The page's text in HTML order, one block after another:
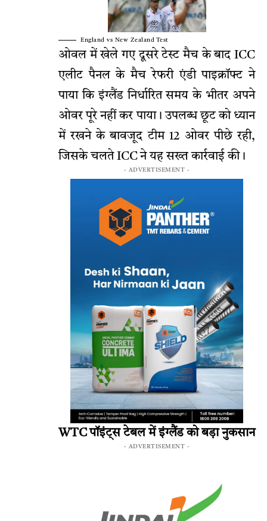
England vs New Zealand Test
ओवल में खेले गए दूसरे टेस्ट मैच के बाद ICC
एलीट पैनल के मैच रेफरी एंडी पाइक्रॉफ्ट ने
पाया कि इंग्लैंड निर्धारित समय के भीतर अपने
ओवर पूरे नहीं कर पाया। उपलब्ध छूट को ध्यान
में रखने के बावजूद टीम 12 ओवर पीछे रही,
जिसके चलते ICC ने यह सख्त कार्रवाई की।
- ADVERTISEMENT -
WTC पॉइंट्स टेबल में इंग्लैंड को बड़ा नुकसान
- ADVERTISEMENT -